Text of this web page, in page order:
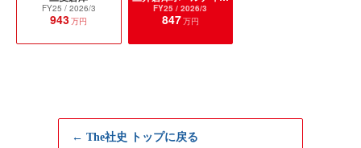
FY25 / 2026/3
943万円
FY25 / 2026/3
847万円
← The社史 トップに戻る